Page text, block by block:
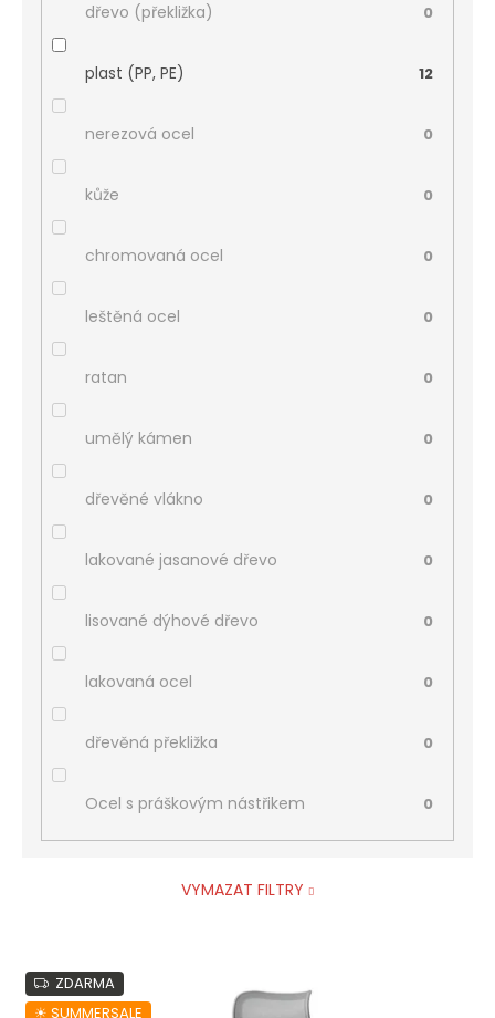
dřevo (překližka) 0
plast (PP, PE) 12
nerezová ocel 0
kůže 0
chromovaná ocel 0
leštěná ocel 0
ratan 0
umělý kámen 0
dřevěné vlákno 0
lakované jasanové dřevo 0
lisované dýhové dřevo 0
lakovaná ocel 0
dřevěná překližka 0
Ocel s práškovým nástřikem 0
VYMAZAT FILTRY
V
ý
ZDARMA
☀︎ SUMMERSALE